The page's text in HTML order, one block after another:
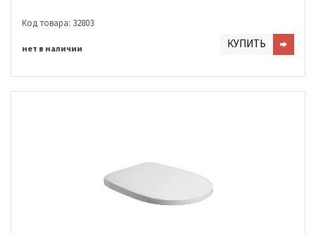
Код товара: 32803
нет в наличии КУПИТЬ